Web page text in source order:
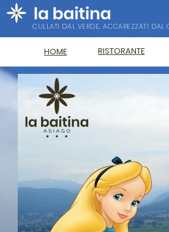
CULLATI DAL VERDE, ACCAREZZATI DAL
RISTORANTE
HOME